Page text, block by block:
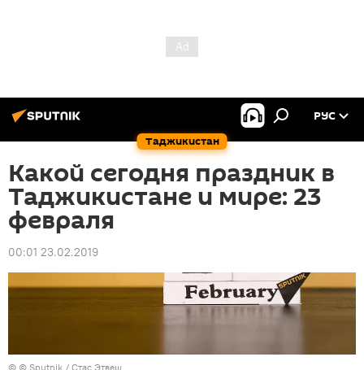
Таджикистан
РУС
Какой сегодня праздник в
Таджикистане и мире: 23
февраля
00:01 23.02.2019
© © Sputnik / Стас Этвеш